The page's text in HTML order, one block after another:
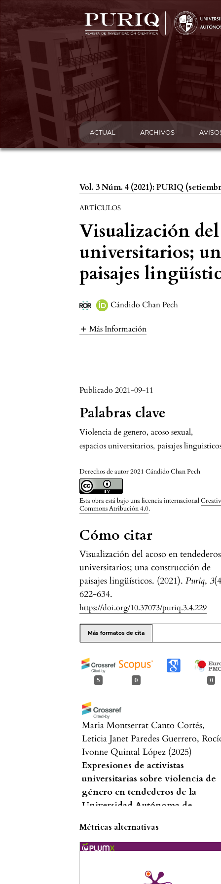
ACTUAL ARCHIVOS
Vol. 3 Núm. 4 (2021): PURIQ
ARTÍCULOS
Visualización del
universitarios;
paisajes
Cándido Chan Pech
Más Información
Publicado 2021-09-11
Palabras clave
Violencia de genero, acoso sexual,
espacios universitarios, paisajes
Derechos de autor 2021 Cándido Chan Pech
Esta obra está bajo una licencia internacional
Commons Atribución 4.0.
Cómo citar
Visualización del acoso en tendederos
universitarios; una construcción de
paisajes lingüísticos. (2021).Puriq, 3
622-634.
https://doi.org/10.37073/puriq.3.4.229
Más formatos de cita
5 0 0
Maria Montserrat Canto Cortés,
Leticia Janet Paredes Guerrero,
Ivonne Quintal López (2025)
Expresiones de activistas
universitarias sobre violencia de
género en tendederos de la
Universidad Autónoma de
132.
10.53897/RevGenEr.2025.6.5
Métricas alternativas